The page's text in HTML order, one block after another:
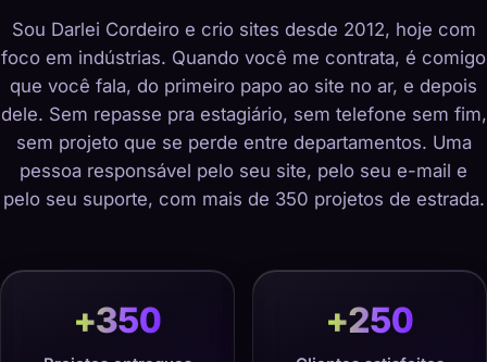
Sou Darlei Cordeiro e crio sites desde 2012, hoje com
foco em indústrias. Quando você me contrata, é comigo
que você fala, do primeiro papo ao site no ar, e depois
dele. Sem repasse pra estagiário, sem telefone sem fim,
sem projeto que se perde entre departamentos. Uma
pessoa responsável pelo seu site, pelo seu e-mail e
pelo seu suporte, com mais de 350 projetos de estrada.
+350 +250